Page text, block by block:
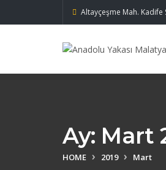
Altayçeşme Mah. Kadife
Ay: Mart
HOME 2019 Mart